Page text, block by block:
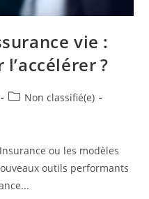
vie :
?
Non classifié(e)
ou les modèles
outils performants